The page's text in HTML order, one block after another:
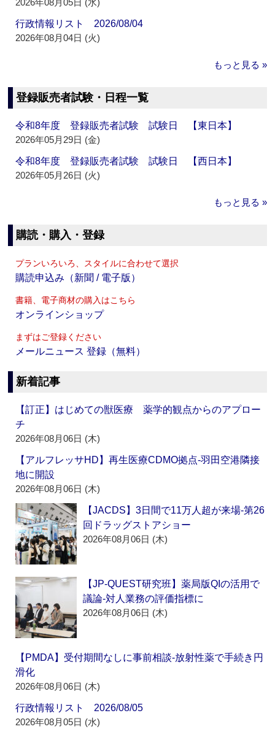
2026年08月05日 (水)
行政情報リスト 2026/08/04
2026年08月04日 (火)
もっと見る »
登録販売者試験・日程一覧
令和8年度 登録販売者試験 試験日 【東日本】
2026年05月29日 (金)
令和8年度 登録販売者試験 試験日 【西日本】
2026年05月26日 (火)
もっと見る »
購読・購入・登録
プランいろいろ、スタイルに合わせて選択
購読申込み（新聞 / 電子版）
書籍、電子商材の購入はこちら
オンラインショップ
まずはご登録ください
メールニュース 登録（無料）
新着記事
【訂正】はじめての獣医療 薬学的観点からのアプロー
チ
2026年08月06日 (木)
【アルフレッサHD】再生医療CDMO拠点‐羽田空港隣接
地に開設
2026年08月06日 (木)
【JACDS】3日間で11万人超が来場‐第26
回ドラッグストアショー
2026年08月06日 (木)
【JP-QUEST研究班】薬局版QIの活用で
議論‐対人業務の評価指標に
2026年08月06日 (木)
【PMDA】受付期間なしに事前相談‐放射性薬で手続き円
滑化
2026年08月06日 (木)
行政情報リスト 2026/08/05
2026年08月05日 (水)